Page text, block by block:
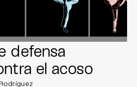
defensa
el acoso